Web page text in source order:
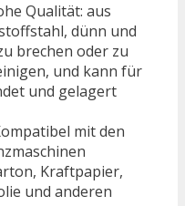
Qualität: aus
dünn und
brechen oder zu
und kann für
und gelagert
mit den
Kraftpapier,
und anderen